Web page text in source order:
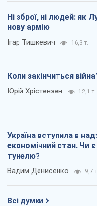
Ні зброї, ні людей: як
нову армію
Ігар Тишкевич 16,3 т.
Коли закінчиться
Юрій Хрістензен 12,1 т.
Україна вступила в
економічний стан. Чи є
тунелю?
Вадим Денисенко 9,7
Всі думки